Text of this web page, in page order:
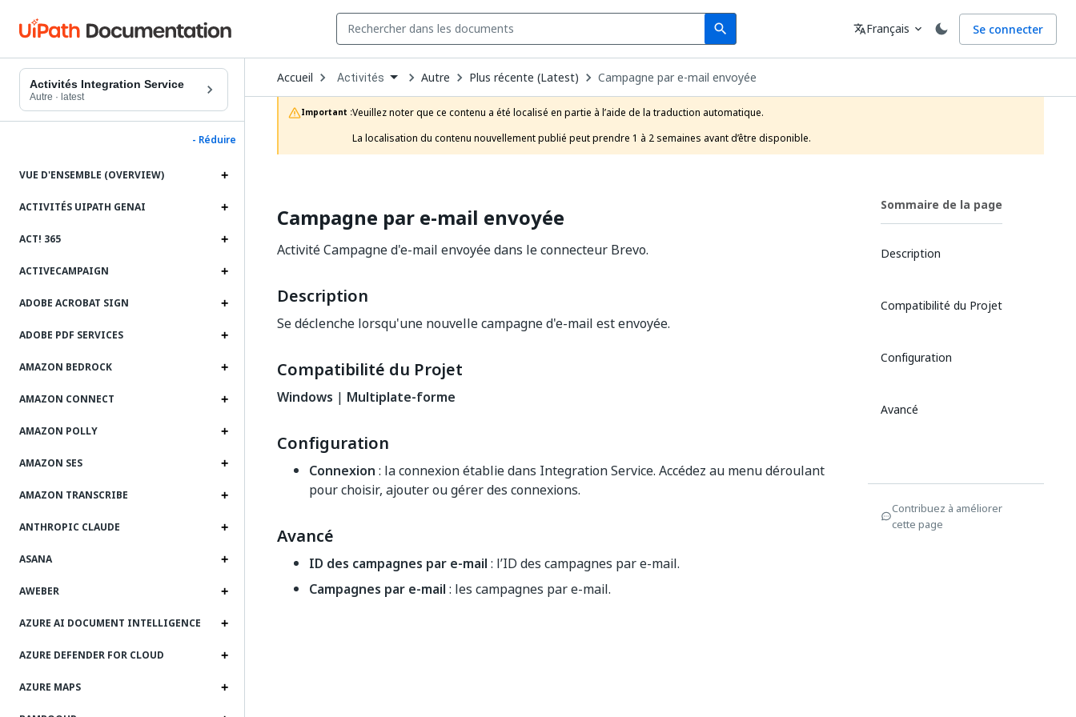
search
Search Langue
translateFrançais expand_more Se connecter
Activités Integration Service
Autre · latest
- Réduire
VUE D'ENSEMBLE (OVERVIEW)
ACTIVITÉS UIPATH GENAI
ACT! 365
ACTIVECAMPAIGN
ADOBE ACROBAT SIGN
ADOBE PDF SERVICES
AMAZON BEDROCK
AMAZON CONNECT
AMAZON POLLY
AMAZON SES
AMAZON TRANSCRIBE
ANTHROPIC CLAUDE
ASANA
AWEBER
AZURE AI DOCUMENT INTELLIGENCE
AZURE DEFENDER FOR CLOUD
AZURE MAPS
Accueil Open
Dropdown
to
choose
product
Activités Autre Plus récente (Latest) Campagne par e-mail envoyée
Important :Veuillez noter que ce contenu a été localisé en partie à l’aide de la traduction automatique.
La localisation du contenu nouvellement publié peut prendre 1 à 2 semaines avant d’être disponible.
Campagne par e-mail envoyée
Activité Campagne d'e-mail envoyée dans le connecteur Brevo.
Description
Se déclenche lorsqu'une nouvelle campagne d'e-mail est envoyée.
Compatibilité du Projet
Windows | Multiplate-forme
Configuration
Connexion : la connexion établie dans Integration Service. Accédez au menu déroulant
pour choisir, ajouter ou gérer des connexions.
Avancé
ID des campagnes par e-mail : l’ID des campagnes par e-mail.
Campagnes par e-mail : les campagnes par e-mail.
Sommaire de la page
Description
Compatibilité du Projet
Configuration
Avancé
Contribuez à améliorer
cette page